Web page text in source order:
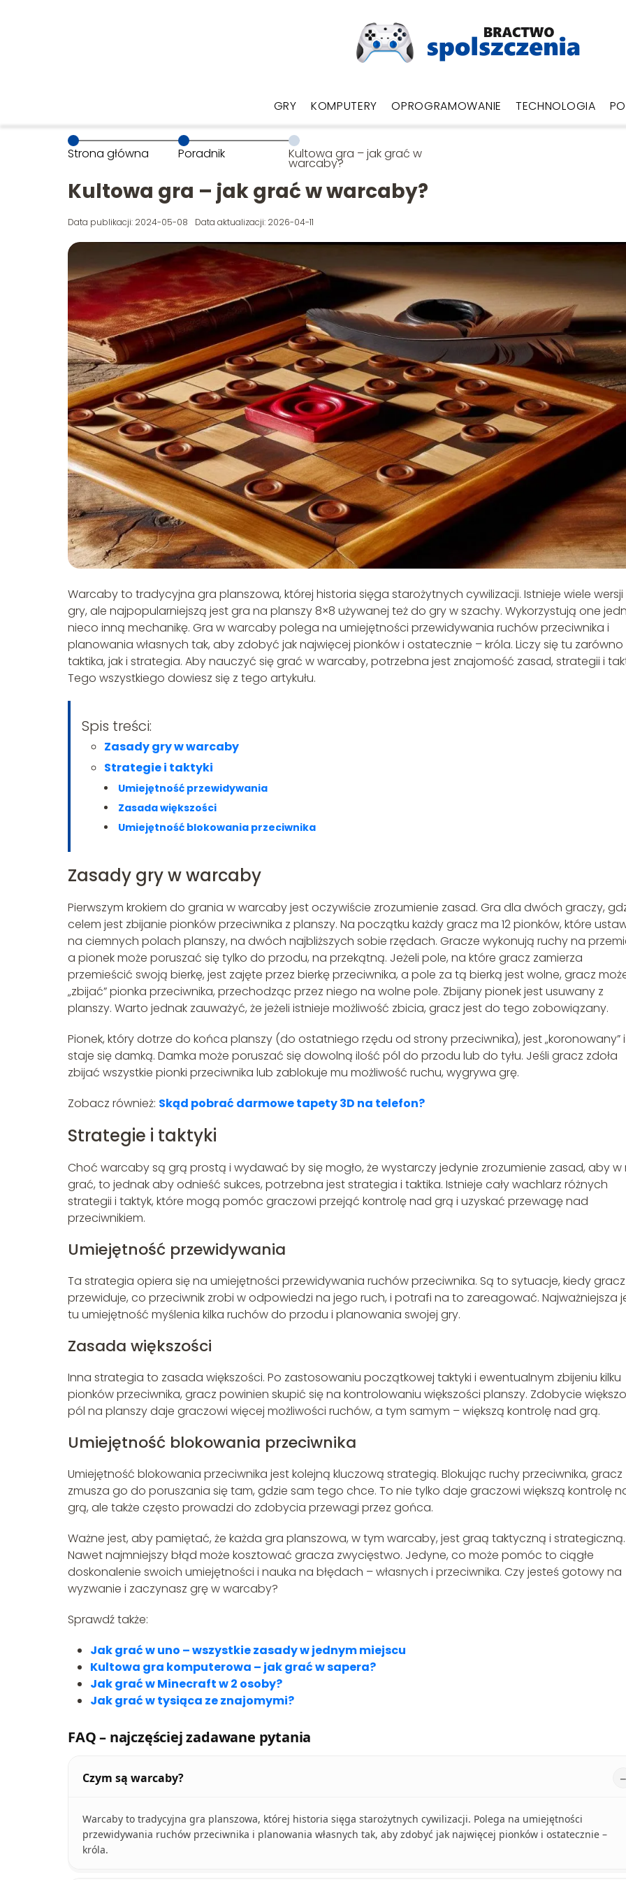
GRY KOMPUTERY OPROGRAMOWANIE TECHNOLOGIA
Strona główna Poradnik Kultowa gra – jak grać w
warcaby?
Kultowa gra – jak grać w warcaby?
Data publikacji: 2024-05-08 Data aktualizacji: 2026-04-11
Warcaby to tradycyjna gra planszowa, której historia sięga starożytnych cywilizacji. Istnieje wiele wersji
gry, ale najpopularniejszą jest gra na planszy 8×8 używanej też do gry w szachy. Wykorzystują one
nieco inną mechanikę. Gra w warcaby polega na umiejętności przewidywania ruchów przeciwnika i
planowania własnych tak, aby zdobyć jak najwięcej pionków i ostatecznie – króla. Liczy się tu zarówno
taktika, jak i strategia. Aby nauczyć się grać w warcaby, potrzebna jest znajomość zasad, strategii i
Tego wszystkiego dowiesz się z tego artykułu.
Spis treści:
Zasady gry w warcaby
Strategie i taktyki
Umiejętność przewidywania
Zasada większości
Umiejętność blokowania przeciwnika
Zasady gry w warcaby
Pierwszym krokiem do grania w warcaby jest oczywiście zrozumienie zasad. Gra dla dwóch graczy,
celem jest zbijanie pionków przeciwnika z planszy. Na początku każdy gracz ma 12 pionków, które
na ciemnych polach planszy, na dwóch najbliższych sobie rzędach. Gracze wykonują ruchy na
a pionek może poruszać się tylko do przodu, na przekątną. Jeżeli pole, na które gracz zamierza
przemieścić swoją bierkę, jest zajęte przez bierkę przeciwnika, a pole za tą bierką jest wolne, gracz
„zbijać” pionka przeciwnika, przechodząc przez niego na wolne pole. Zbijany pionek jest usuwany z
planszy. Warto jednak zauważyć, że jeżeli istnieje możliwość zbicia, gracz jest do tego zobowiązany.
Pionek, który dotrze do końca planszy (do ostatniego rzędu od strony przeciwnika), jest „koronowany” i
staje się damką. Damka może poruszać się dowolną ilość pól do przodu lub do tyłu. Jeśli gracz zdoła
zbijać wszystkie pionki przeciwnika lub zablokuje mu możliwość ruchu, wygrywa grę.
Zobacz również: Skąd pobrać darmowe tapety 3D na telefon?
Strategie i taktyki
Choć warcaby są grą prostą i wydawać by się mogło, że wystarczy jedynie zrozumienie zasad, aby w
grać, to jednak aby odnieść sukces, potrzebna jest strategia i taktika. Istnieje cały wachlarz różnych
strategii i taktyk, które mogą pomóc graczowi przejąć kontrolę nad grą i uzyskać przewagę nad
przeciwnikiem.
Umiejętność przewidywania
Ta strategia opiera się na umiejętności przewidywania ruchów przeciwnika. Są to sytuacje, kiedy gracz
przewiduje, co przeciwnik zrobi w odpowiedzi na jego ruch, i potrafi na to zareagować. Najważniejsza
tu umiejętność myślenia kilka ruchów do przodu i planowania swojej gry.
Zasada większości
Inna strategia to zasada większości. Po zastosowaniu początkowej taktyki i ewentualnym zbijeniu kilku
pionków przeciwnika, gracz powinien skupić się na kontrolowaniu większości planszy. Zdobycie
pól na planszy daje graczowi więcej możliwości ruchów, a tym samym – większą kontrolę nad grą.
Umiejętność blokowania przeciwnika
Umiejętność blokowania przeciwnika jest kolejną kluczową strategią. Blokując ruchy przeciwnika, gracz
zmusza go do poruszania się tam, gdzie sam tego chce. To nie tylko daje graczowi większą kontrolę
grą, ale także często prowadzi do zdobycia przewagi przez gońca.
Ważne jest, aby pamiętać, że każda gra planszowa, w tym warcaby, jest graą taktyczną i strategiczną.
Nawet najmniejszy błąd może kosztować gracza zwycięstwo. Jedyne, co może pomóc to ciągłe
doskonalenie swoich umiejętności i nauka na błędach – własnych i przeciwnika. Czy jesteś gotowy na
wyzwanie i zaczynasz grę w warcaby?
Sprawdź także:
Jak grać w uno – wszystkie zasady w jednym miejscu
Kultowa gra komputerowa – jak grać w sapera?
Jak grać w Minecraft w 2 osoby?
Jak grać w tysiąca ze znajomymi?
FAQ – najczęściej zadawane pytania
Czym są warcaby?
Warcaby to tradycyjna gra planszowa, której historia sięga starożytnych cywilizacji. Polega na umiejętności
przewidywania ruchów przeciwnika i planowania własnych tak, aby zdobyć jak najwięcej pionków i ostatecznie –
króla.